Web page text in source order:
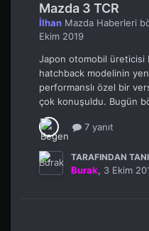
Mazda 3 TCR
İlhan Mazda Haberleri
Ekim 2019
Japon otomobil üreticisi
hatchback modelinin
performanslı özel bir
çok konuşuldu. Bugün
7 yanıt
TARAFINDAN
Burak, 3 Ekim